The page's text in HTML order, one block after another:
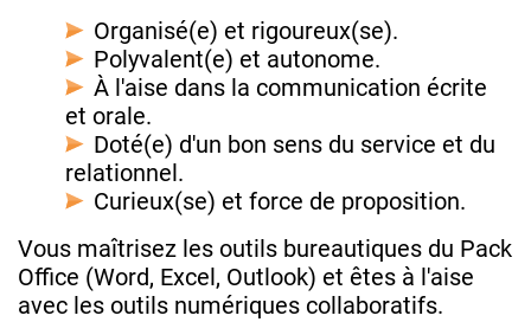
Organisé(e) et rigoureux(se).
Polyvalent(e) et autonome.
À l'aise dans la communication écrite
et orale.
Doté(e) d'un bon sens du service et du
relationnel.
Curieux(se) et force de proposition.
Vous maîtrisez les outils bureautiques du Pack
Office (Word, Excel, Outlook) et êtes à l'aise
avec les outils numériques collaboratifs.